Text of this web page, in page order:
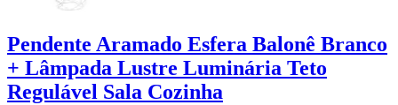
Pendente Aramado Esfera Balonê Branco
+ Lâmpada Lustre Luminária Teto
Regulável Sala Cozinha